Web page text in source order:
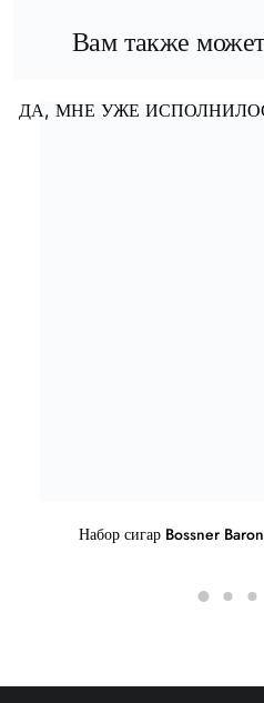
Вам также
Набор сигар Bossner
ДА, МНЕ УЖЕ